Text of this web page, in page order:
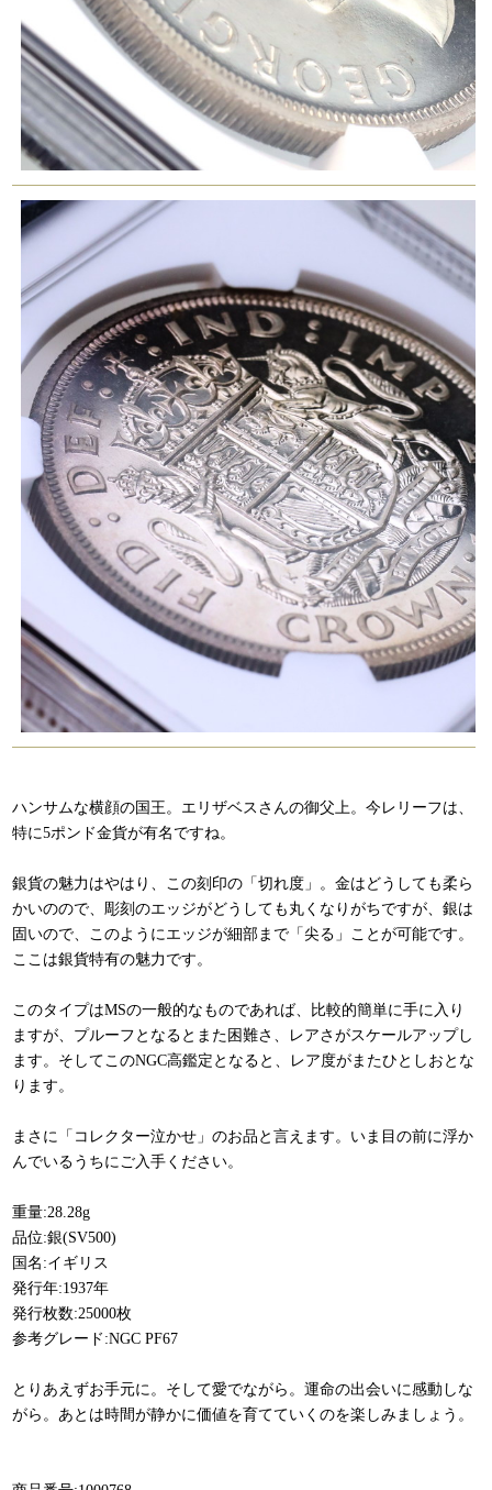
ハンサムな横顔の国王。エリザベスさんの御父上。今レリーフは、
特に5ポンド金貨が有名ですね。
銀貨の魅力はやはり、この刻印の「切れ度」。金はどうしても柔ら
かいのので、彫刻のエッジがどうしても丸くなりがちですが、銀は
固いので、このようにエッジが細部まで「尖る」ことが可能です。
ここは銀貨特有の魅力です。
このタイプはMSの一般的なものであれば、比較的簡単に手に入り
ますが、プルーフとなるとまた困難さ、レアさがスケールアップし
ます。そしてこのNGC高鑑定となると、レア度がまたひとしおとな
ります。
まさに「コレクター泣かせ」のお品と言えます。いま目の前に浮か
んでいるうちにご入手ください。
重量:28.28g
品位:銀(SV500)
国名:イギリス
発行年:1937年
発行枚数:25000枚
参考グレード:NGC PF67
とりあえずお手元に。そして愛でながら。運命の出会いに感動しな
がら。あとは時間が静かに価値を育てていくのを楽しみましょう。